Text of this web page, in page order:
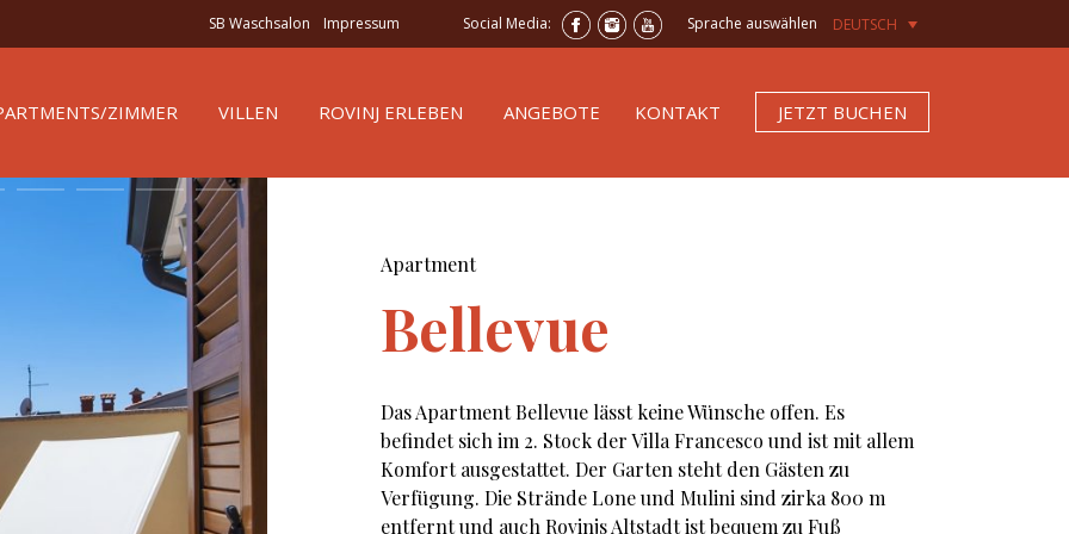
SB Waschsalon Impressum Social Media: Sprache auswählen DEUTSCH
ZIMMER VILLEN ROVINJ ERLEBEN ANGEBOTE KONTAKT JETZT BUCHEN
Apartment
Bellevue
Das Apartment Bellevue lässt keine Wünsche offen. Es
befindet sich im 2. Stock der Villa Francesco und ist mit allem
Komfort ausgestattet. Der Garten steht den Gästen zu
Verfügung. Die Strände Lone und Mulini sind zirka 800 m
entfernt und auch Rovinjs Altstadt ist bequem zu Fuß